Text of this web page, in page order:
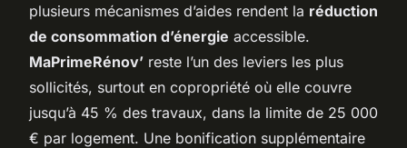
plusieurs mécanismes d’aides rendent la réduction
de consommation d’énergie accessible.
MaPrimeRénov’ reste l’un des leviers les plus
sollicités, surtout en copropriété où elle couvre
jusqu’à 45 % des travaux, dans la limite de 25 000
€ par logement. Une bonification supplémentaire